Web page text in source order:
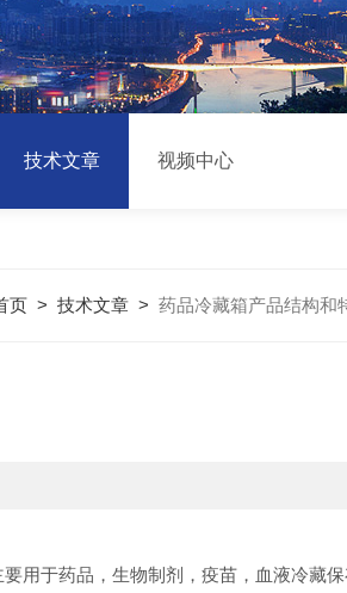
技术文章 视频中心
页> 技术文章> 药品冷藏箱产品结构和
用于药品，生物制剂，疫苗，血液冷藏